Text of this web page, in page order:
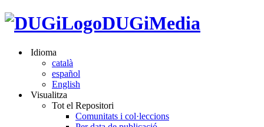
DUGiMedia
Idioma
català
español
English
Visualitza
Tot el Repositori
Comunitats i col·leccions